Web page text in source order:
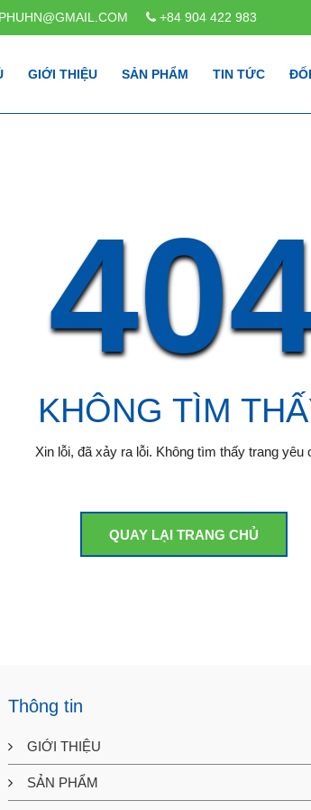
+84 904 422 983
GIỚI THIỆU SẢN PHẨM TIN TỨC
KHÔNG TÌM
Xin lỗi, đã xảy ra lỗi. Không tìm thấy trang yêu
QUAY LẠI TRANG CHỦ
Thông tin
GIỚI THIỆU
SẢN PHẨM